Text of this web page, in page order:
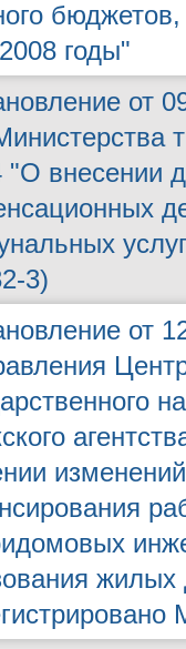
годы"
от
"О внесении
3)
от
жилых